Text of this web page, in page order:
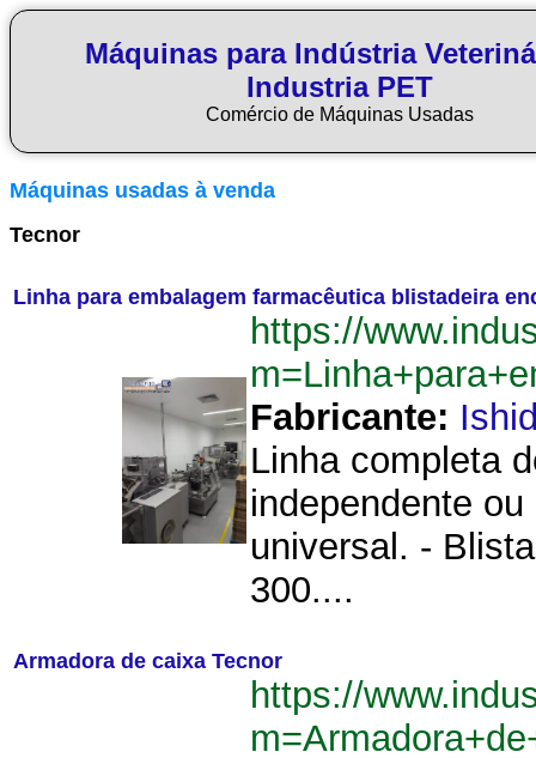
Máquinas para Indústria
Industria PET
Comércio de Máquinas Usadas
Máquinas usadas à venda
Tecnor
Linha para embalagem farmacêutica blistadeira
https://
Fabricante:
Linha completa
independente
universal. -
300....
Armadora de caixa Tecnor
https://